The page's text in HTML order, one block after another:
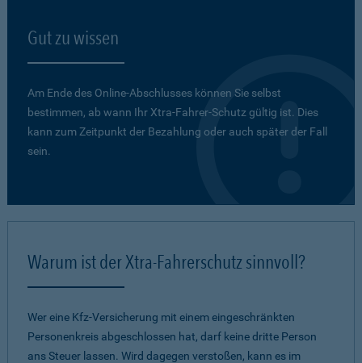
Gut zu wissen
Am Ende des Online-Abschlusses können Sie selbst
bestimmen, ab wann Ihr Xtra-Fahrer-Schutz gültig ist. Dies
kann zum Zeitpunkt der Bezahlung oder auch später der Fall
sein.
Warum ist der Xtra-Fahrerschutz sinnvoll?
Wer eine Kfz-Versicherung mit einem eingeschränkten
Personenkreis abgeschlossen hat, darf keine dritte Person
ans Steuer lassen. Wird dagegen verstoßen, kann es im